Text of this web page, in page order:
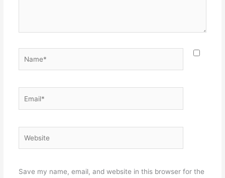
Save my name, email, and website in this browser for the